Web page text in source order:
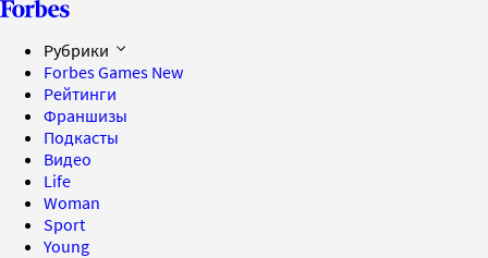
Рубрики
Forbes Games New
Рейтинги
Франшизы
Подкасты
Видео
Life
Woman
Sport
Young